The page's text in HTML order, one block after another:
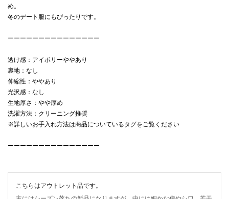
め。
冬のデート服にもぴったりです。
ーーーーーーーーーーーーーーー
透け感：アイボリーややあり
裏地：なし
伸縮性：ややあり
光沢感：なし
生地厚さ：やや厚め
洗濯方法：クリーニング推奨
※詳しいお手入れ方法は商品についているタグをご覧ください
ーーーーーーーーーーーーーーー
こちらはアウトレット品です。